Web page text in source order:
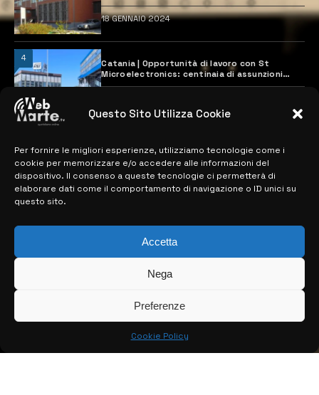
Questo Sito Utilizza Cookie
Per fornire le migliori esperienze, utilizziamo tecnologie come i
cookie per memorizzare e/o accedere alle informazioni del
dispositivo. Il consenso a queste tecnologie ci permetterà di
elaborare dati come il comportamento di navigazione o ID unici su
questo sito.
Accetta
Nega
Preferenze
Cookie Policy
18 GENNAIO 2024
4
Catania | Opportunità di lavoro con St
Microelectronics: centinaia di assunzioni
previste
MAPPA DEL SITO
> NOTIZIE